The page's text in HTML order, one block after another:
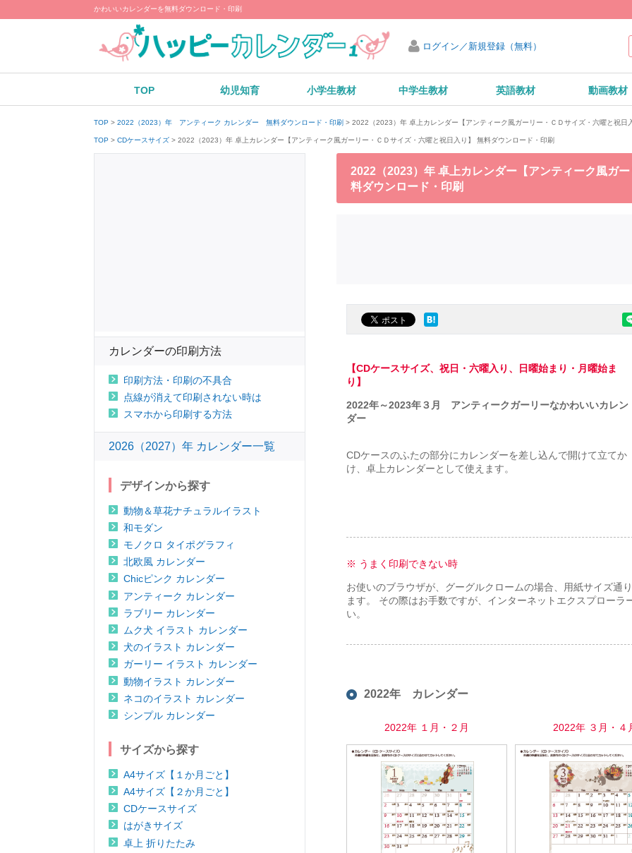
かわいいカレンダーを無料ダウンロード・印刷
ログイン／新規登録（無料）
TOP 幼児知育 小学生教材 中学生教材 英語教材 動画教材
TOP 2022（2023）年 アンティーク カレンダー 無料ダウンロード・印刷 2022（2023）年 卓上カレンダー【アンティーク風ガーリー・ＣＤサイズ・六曜と祝日
TOP CDケースサイズ 2022（2023）年 卓上カレンダー【アンティーク風ガーリー・ＣＤサイズ・六曜と祝日入り】 無料ダウンロード・印刷
2022（2023）年 卓上カレンダー【アンティーク風ガ
料ダウンロード・印刷
【CDケースサイズ、祝日・六曜入り、日曜始まり・月曜始ま
り】
2022年～2023年３月 アンティークガーリーなかわいいカレン
ダー
CDケースのふたの部分にカレンダーを差し込んで開けて立てか
け、卓上カレンダーとして使えます。
※ うまく印刷できない時
お使いのブラウザが、グーグルクロームの場合、用紙サイズ通
ます。 その際はお手数ですが、インターネットエクスプローラ
い。
2022年 カレンダー
2022年 １月・２月 2022年 ３月・４
カレンダーの印刷方法
印刷方法・印刷の不具合
点線が消えて印刷されない時は
スマホから印刷する方法
2026（2027）年 カレンダー一覧
デザインから探す
動物＆草花ナチュラルイラスト
和モダン
モノクロ タイポグラフィ
北欧風 カレンダー
Chicピンク カレンダー
アンティーク カレンダー
ラブリー カレンダー
ムク犬 イラスト カレンダー
犬のイラスト カレンダー
ガーリー イラスト カレンダー
動物イラスト カレンダー
ネコのイラスト カレンダー
シンプル カレンダー
サイズから探す
A4サイズ【１か月ごと】
A4サイズ【２か月ごと】
CDケースサイズ
はがきサイズ
卓上 折りたたみ